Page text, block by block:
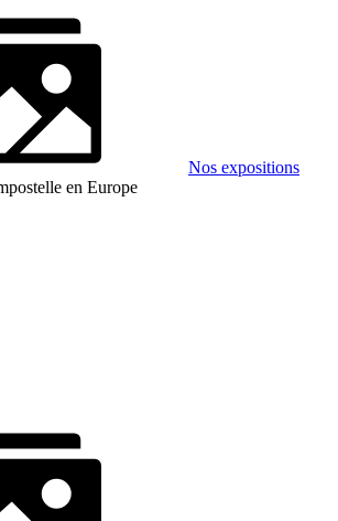
Nos expositions
en Europe